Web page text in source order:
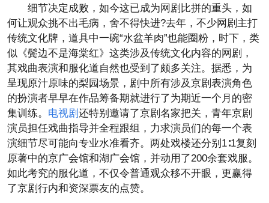
细节决定成败，如今这已成为网剧比拼的重头，如
何让观众挑不出毛病，舍不得快进?去年，不少网剧主打
传统文化牌，道具中一碗“水盆羊肉”也能圈粉，时下，类
似《鬓边不是海棠红》这类涉及传统文化内容的网剧，
其戏曲表演和服化道自然也受到了颇多关注。据悉，为
呈现原汁原味的梨园场景，剧中所有涉及京剧表演角色
的扮演者早早在作品筹备期就进行了为期近一个月的密
集训练。 电视剧 还特别邀请了京剧名家把关，青年京剧
演员担任戏曲指导并全程跟组，力求演员们的每一个表
演细节尽可能向专业水准看齐。两处戏楼还分别1∶1复刻
原著中的京广会馆和湖广会馆，并动用了200余套戏服。
如此考究的服化道，不仅令普通观众移不开眼，更赢得
了京剧行内和资深票友的点赞。